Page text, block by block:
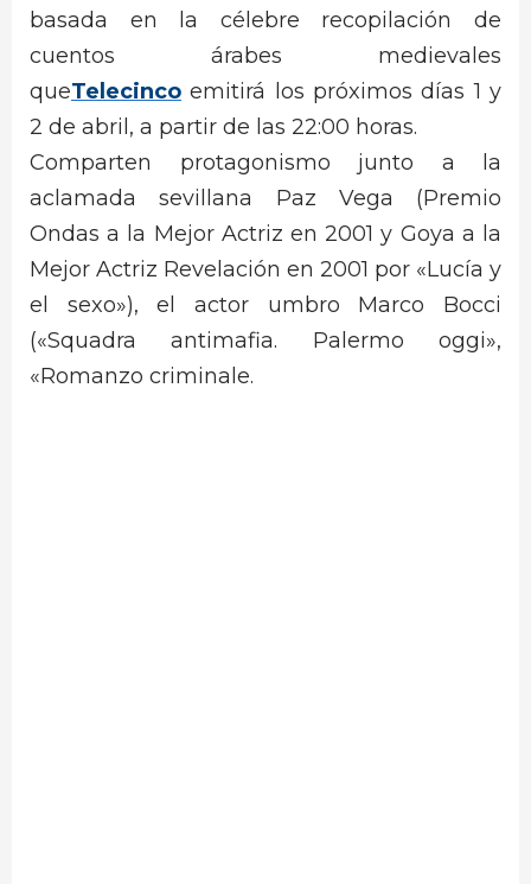
basada en la célebre recopilación de
cuentos árabes medievales
queTelecinco emitirá los próximos días 1 y
2 de abril, a partir de las 22:00 horas.
Comparten protagonismo junto a la
aclamada sevillana Paz Vega (Premio
Ondas a la Mejor Actriz en 2001 y Goya a la
Mejor Actriz Revelación en 2001 por «Lucía y
el sexo»), el actor umbro Marco Bocci
(«Squadra antimafia. Palermo oggi»,
«Romanzo criminale.